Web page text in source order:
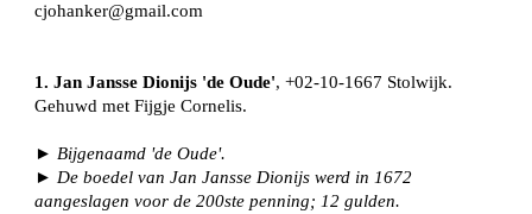
cjohanker@gmail.com
1. Jan Jansse Dionijs 'de Oude', +02-10-1667 Stolwijk.
Gehuwd met Fijgje Cornelis.
► Bijgenaamd 'de Oude'.
► De boedel van Jan Jansse Dionijs werd in 1672
aangeslagen voor de 200ste penning; 12 gulden.